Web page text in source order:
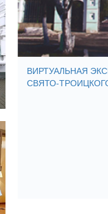
ВИРТУАЛЬНАЯ
СВЯТО-